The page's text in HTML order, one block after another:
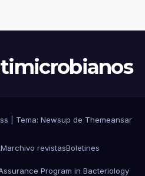
Tema: Newsup de Themeansar
archivo revistasBoletines
Program in Bacteriology